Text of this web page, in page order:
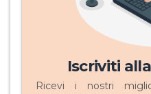
Iscriviti
Ricevi i nostri